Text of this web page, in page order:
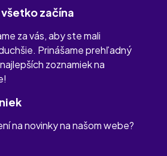
začína
za vás, aby ste mali
Prinášame prehľadný
zoznamiek na
na novinky na našom webe?